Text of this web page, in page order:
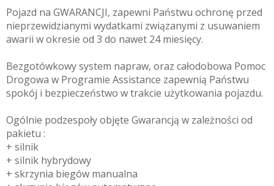
Pojazd na GWARANCJI, zapewni Państwu ochronę przed
nieprzewidzianymi wydatkami związanymi z usuwaniem
awarii w okresie od 3 do nawet 24 miesięcy.
Bezgotówkowy system napraw, oraz całodobowa Pomoc
Drogowa w Programie Assistance zapewnią Państwu
spokój i bezpieczeństwo w trakcie użytkowania pojazdu.
Ogólnie podzespoły objęte Gwarancją w zależności od
pakietu :
+ silnik
+ silnik hybrydowy
+ skrzynia biegów manualna